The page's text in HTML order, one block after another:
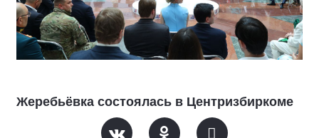
Жеребьёвка состоялась в Центризбиркоме